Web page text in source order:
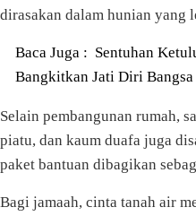
dirasakan dalam hunian yang
Baca Juga : Sentuhan
Bangkitkan Jati Diri
Selain pembangunan rumah,
piatu, dan kaum duafa juga
paket bantuan dibagikan
Bagi jamaah, cinta tanah air